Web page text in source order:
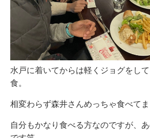
水戸に着いてからは軽くジョグをし
食。
相変わらず森井さんめっちゃ食べて
自分もかなり食べる方なのですが、